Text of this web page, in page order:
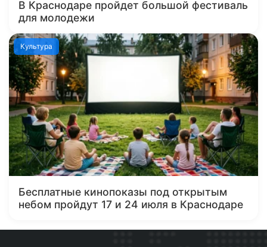
В Краснодаре пройдет большой фестиваль
для молодежи
Культура
Бесплатные кинопоказы под открытым
небом пройдут 17 и 24 июля в Краснодаре